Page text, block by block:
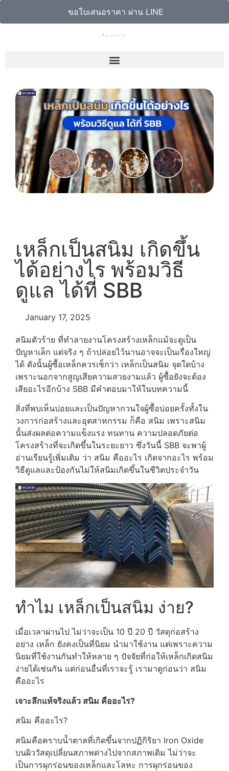
ขอใบเสนอราคา ผ่าน LINE
เหล็กเป็นสนิม เกิดขึ้น
ได้อย่างไร พร้อมวิธี
ดูแล ได้ที่ SBB
January 17, 2025
สนิมตัวร้าย ที่ทำลายงานโครงสร้างเหล็กแม้จะดูเป็น
ปัญหาเล็ก แต่จริง ๆ ถ้าปล่อยไว้นานอาจจะเป็นเรื่องใหญ่
ได้ ดังนั้นผู้ซื้อเหล็กควรเช็กว่า เหล็กเป็นสนิม จุดใดบ้าง
เพราะนอกจากสูญเสียความสวยงามแล้ว ผู้ซื้อยังจะต้อง
เสียอะไรอีกบ้าง SBB มีคำตอบมาให้ในบทความนี้
สิ่งที่พบเห็นบ่อยและเป็นปัญหากวนใจผู้ซื้อบ่อยครั้งทั้งใน
วงการก่อสร้างและอุตสาหกรรม ก็คือ สนิม เพราะสนิม
นั้นส่งผลต่อความแข็งแรง ทนทาน ความปลอดภัยต่อ
โครงสร้างที่จะเกิดขึ้นในระยะยาว ซึ่งวันนี้ SBB จะพาผู้
อ่านเรียนรู้เพิ่มเติม ว่า สนิม คืออะไร เกิดจากอะไร พร้อม
วิธีดูแลและป้องกันไม่ให้สนิมเกิดขึ้นในชีวิตประจำวัน
ทำไม เหล็กเป็นสนิม ง่าย?
เมื่อเวลาผ่านไป ไม่ว่าจะเป็น 10 ปี 20 ปี วัสดุก่อสร้าง
อย่าง เหล็ก ยังคงเป็นที่นิยม นำมาใช้งาน แต่เพราะความ
นิยมที่ใช้งานกันทำให้หลาย ๆ ปัจจัยที่ก่อให้เหล็กเกิดสนิม
ง่ายได้เช่นกัน แต่ก่อนอื่นที่เราจะรู้ เรามาดูก่อนว่า สนิม
คืออะไร
เจาะลึกแท้จริงแล้ว สนิม คืออะไร?
สนิม คืออะไร?
สนิมคือคราบน้ำตาลที่เกิดขึ้นจากปฏิกิริยา Iron Oxide
บนผิววัสดุเปลี่ยนสภาพต่างไปจากสภาพเดิม ไม่ว่าจะ
เป็นการผุกร่อนของเหล็กและโลหะ การผุกร่อนของ